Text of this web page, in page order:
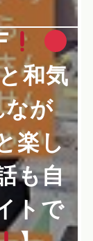
和気
なが
楽し
も自
トで